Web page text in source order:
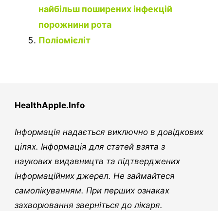
найбільш поширених інфекцій
порожнини рота
Поліомієліт
HealthApple.Info
Інформація надається виключно в довідкових
цілях. Інформація для статей взята з
наукових видавництв та підтверджених
інформаційних джерел. Не займайтеся
самолікуванням. При перших ознаках
захворювання зверніться до лікаря.